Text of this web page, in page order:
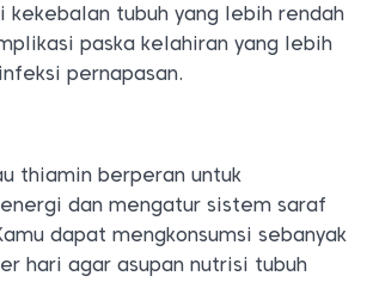
tubuh yang lebih rendah
paska kelahiran yang lebih
pernapasan.
thiamin berperan untuk
dan mengatur sistem saraf
dapat mengkonsumsi sebanyak
hari agar asupan nutrisi tubuh